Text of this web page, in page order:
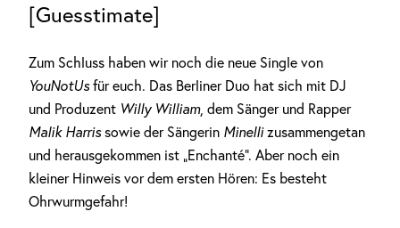
[Guesstimate]
Zum Schluss haben wir noch die neue Single von
YouNotUsfür euch. Das Berliner Duo hat sich mit DJ
und Produzent Willy William, dem Sänger und Rapper
Malik Harrissowie der Sängerin Minellizusammengetan
und herausgekommen ist „Enchanté“. Aber noch ein
kleiner Hinweis vor dem ersten Hören: Es besteht
Ohrwurmgefahr!